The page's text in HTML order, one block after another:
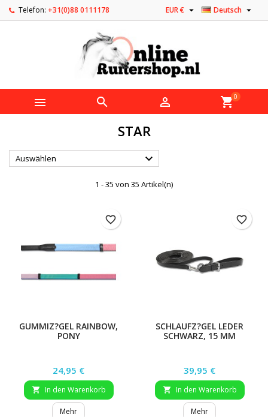
Telefon: +31(0)88 0111178 Deutsch 
EUR € 
   shopping_cart0
STAR
Auswählen 
1 - 35 von 35 Artikel(n)
GUMMIZ?GEL RAINBOW,
PONY
Preis
24,95 €
 In den Warenkorb
Mehr
favorite_border
SCHLAUFZ?GEL LEDER
SCHWARZ, 15 MM
Preis
39,95 €
 In den Warenkorb
Mehr
favorite_border